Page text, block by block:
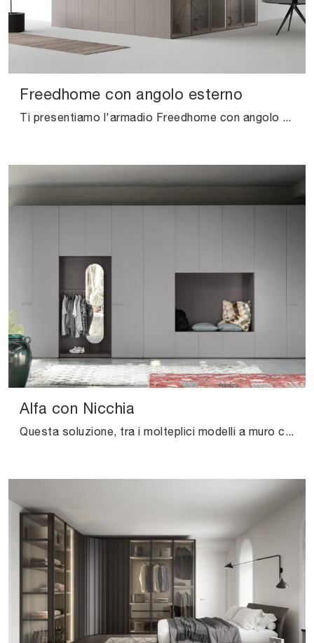
Freedhome con angolo esterno
Ti presentiamo l'armadio Freedhome con angolo esterno in legno laccato di Caccaro! Una ricca gamma di armadi ad angolo con ante battenti.
Alfa con Nicchia
Questa soluzione, tra i molteplici modelli a muro con ante battenti di Novamobili, è garanzia di resistenza, stile e raffinatezza duraturi negli anni.